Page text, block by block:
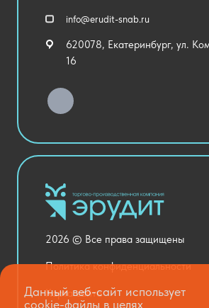
Спортивный зал
Уличное оборудование
Хозяйственные Товары
Столовая и пищеблок
Оснащение кабинетов
Медицинский кабинет
Национальные проекты
info@erudit-snab.ru
620078, Екатеринбург, ул.
16
2026 © Все права защищены
Политика конфиденциальности
Карта сайта
Данный веб-сайт использует
cookie-файлы в целях